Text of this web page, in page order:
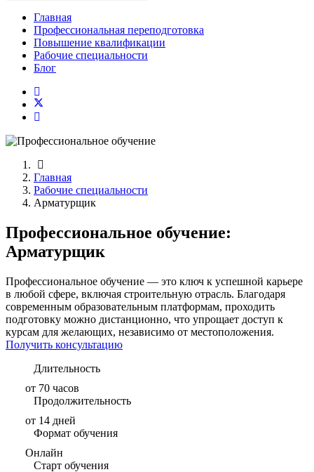
Главная
Профессиональная переподготовка
Повышение квалификации
Рабочие специальности
Блог
Главная
Рабочие специальности
Арматурщик
Профессиональное обучение:
Арматурщик
Профессиональное обучение — это ключ к успешной карьере
в любой сфере, включая строительную отрасль. Благодаря
современным образовательным платформам, проходить
подготовку можно дистанционно, что упрощает доступ к
курсам для желающих, независимо от местоположения.
Получить консультацию
Длительность
от 70 часов
Продолжительность
от 14 дней
Формат обучения
Онлайн
Старт обучения